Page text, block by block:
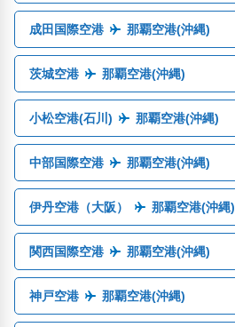
成田国際空港 那覇空港(沖縄)
茨城空港 那覇空港(沖縄)
小松空港(石川) 那覇空港(沖縄)
中部国際空港 那覇空港(沖縄)
伊丹空港（大阪） 那覇空港(沖縄)
関西国際空港 那覇空港(沖縄)
神戸空港 那覇空港(沖縄)